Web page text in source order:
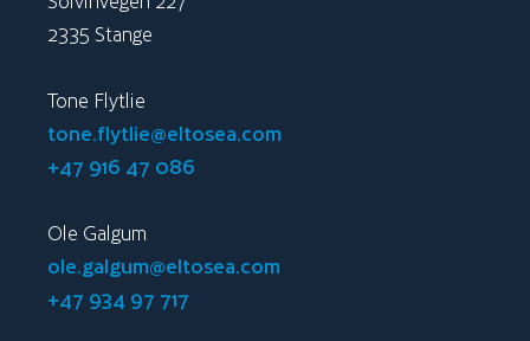
2335 Stange
Tone Flytlie
tone.flytlie@eltosea.com
+47 916 47 086
Ole Galgum
ole.galgum@eltosea.com
+47 934 97 717